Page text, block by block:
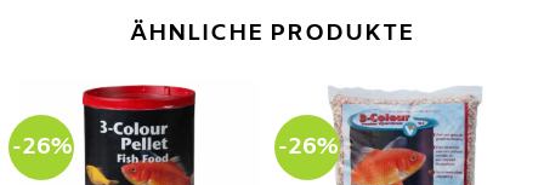
ÄHNLICHE PRODUKTE
-26% -26%